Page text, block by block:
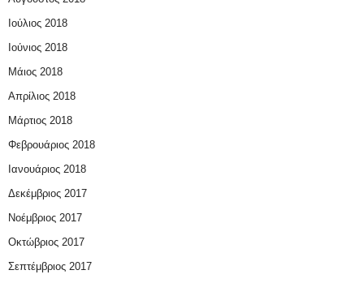
Ιούλιος 2018
Ιούνιος 2018
Μάιος 2018
Απρίλιος 2018
Μάρτιος 2018
Φεβρουάριος 2018
Ιανουάριος 2018
Δεκέμβριος 2017
Νοέμβριος 2017
Οκτώβριος 2017
Σεπτέμβριος 2017